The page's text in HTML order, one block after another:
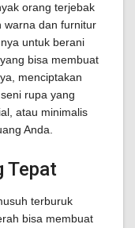
orang terjebak
warna dan furnitur
untuk berani
bisa membuat
menciptakan
rupa yang
atau minimalis
Anda.
Tepat
terburuk
bisa membuat